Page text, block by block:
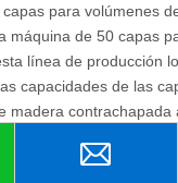
para volúmenes
máquina de 50 capas
línea de producción
capacidades de las
madera contrachapada
mercado y optimizar su
consecuencia.